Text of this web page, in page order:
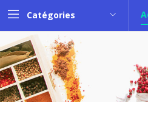
Catégories